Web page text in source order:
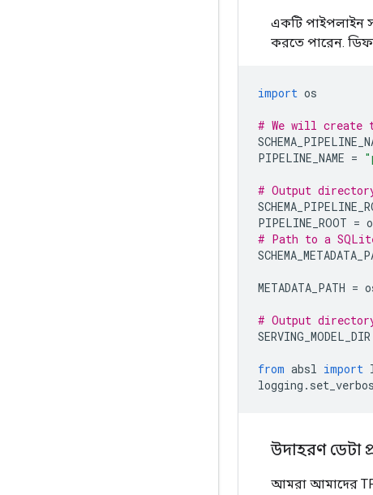
একটি পাইপলাইন
করতে পারেন.
import os
# We will create
PIPELINE_NAME =
# Output
PIPELINE_ROOT =
# Path to a
METADATA_PATH =
# Output
SERVING_MODEL_DIR
from absl import
logging .
উদাহরণ ডেটা
আমরা আমাদের